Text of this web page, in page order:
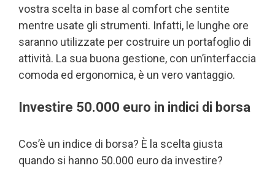
vostra scelta in base al comfort che sentite
mentre usate gli strumenti. Infatti, le lunghe ore
saranno utilizzate per costruire un portafoglio di
attività. La sua buona gestione, con un’interfaccia
comoda ed ergonomica, è un vero vantaggio.
Investire 50.000 euro in indici di borsa
Cos’è un indice di borsa? È la scelta giusta
quando si hanno 50.000 euro da investire?